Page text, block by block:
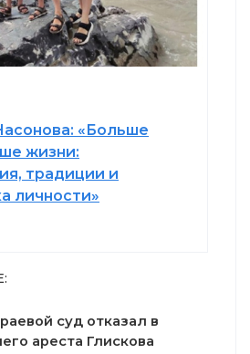
«Больше
жизни:
традиции и
личности»
суд отказал в
ареста Глискова